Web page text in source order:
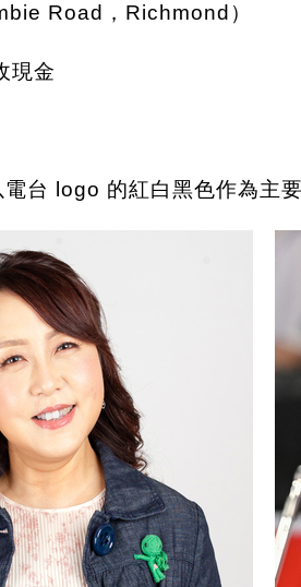
Road，Richmond）
現金
台 logo 的紅白黑色作為主